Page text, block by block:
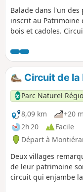
Balade dans l'un des
inscrit au Patrimoine
bois et cadoles.
Circuit de la
Parc Naturel
8,09 km
+20 m
2h 20
Facile
Départ à
Deux villages
de leur patrimoine
circuit qui enjambe